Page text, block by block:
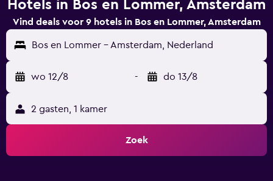
Hotels in Bos en Lommer, Amsterdam
Vind deals voor 9 hotels in Bos en Lommer, Amsterdam
Bos en Lommer - Amsterdam, Nederland
wo 12/8 - do 13/8
2 gasten, 1 kamer
Zoek